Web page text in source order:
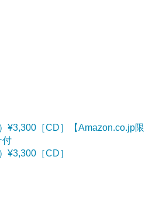
¥3,300［CD］【Amazon.co.jp限
付
¥3,300［CD］